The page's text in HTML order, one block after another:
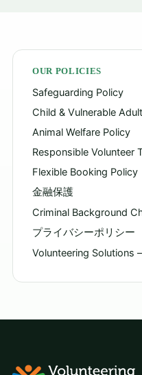
OUR POLICIES
Safeguarding Policy
Child & Vulnerable
Animal Welfare Policy
Responsible Volunteer
Flexible Booking Policy
金融保護
Criminal Background
プライバシーポリシー
Volunteering Solutions